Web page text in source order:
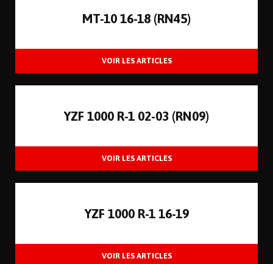
MT-10 16-18 (RN45)
YZF 1000 R-1 02-03 (RN09)
YZF 1000 R-1 16-19